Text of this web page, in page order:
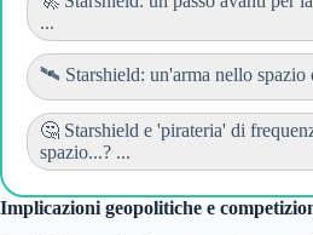
...
🛰️ Starshield: un'arma nello spazio
🤔 Starshield e 'pirateria' di
spazio...? ...
Implicazioni geopolitiche e